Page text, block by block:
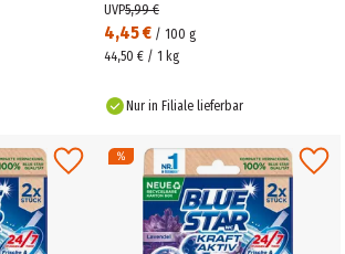
4,45 € / 100 g
UVP5,99 €
44,50 € / 1 kg
Nur in Filiale lieferbar